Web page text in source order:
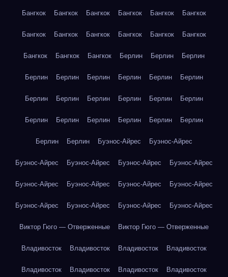
Бангкок Бангкок Бангкок Бангкок Бангкок Бангкок
Бангкок Бангкок Бангкок Бангкок Бангкок Бангкок
Бангкок Бангкок Бангкок Берлин Берлин Берлин
Берлин Берлин Берлин Берлин Берлин Берлин
Берлин Берлин Берлин Берлин Берлин Берлин
Берлин Берлин Берлин Берлин Берлин Берлин
Берлин Берлин Буэнос-Айрес Буэнос-Айрес
Буэнос-Айрес Буэнос-Айрес Буэнос-Айрес Буэнос-Айрес
Буэнос-Айрес Буэнос-Айрес Буэнос-Айрес Буэнос-Айрес
Буэнос-Айрес Буэнос-Айрес Буэнос-Айрес Буэнос-Айрес
Виктор Гюго — Отверженные Виктор Гюго — Отверженные
Владивосток Владивосток Владивосток Владивосток
Владивосток Владивосток Владивосток Владивосток